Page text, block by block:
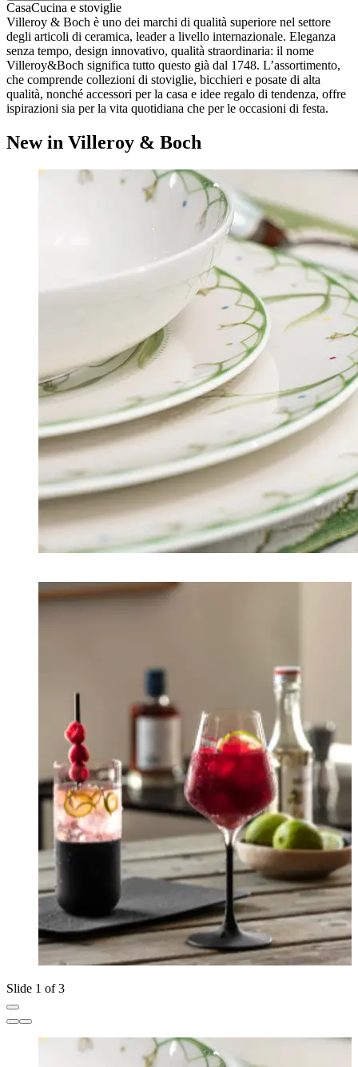
CasaCucina e stoviglie
Villeroy & Boch è uno dei marchi di qualità superiore nel settore
degli articoli di ceramica, leader a livello internazionale. Eleganza
senza tempo, design innovativo, qualità straordinaria: il nome
Villeroy&Boch significa tutto questo già dal 1748. L’assortimento,
che comprende collezioni di stoviglie, bicchieri e posate di alta
qualità, nonché accessori per la casa e idee regalo di tendenza, offre
ispirazioni sia per la vita quotidiana che per le occasioni di festa.
New in Villeroy & Boch
Slide 1 of 3